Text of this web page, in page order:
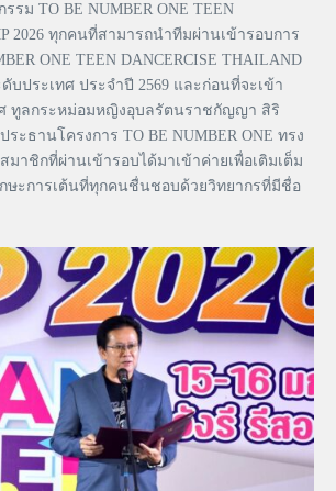
รม TO BE NUMBER ONE TEEN
2026 ทุกคนที่สามารถนำทีมผ่านเข้ารอบการ
ONE TEEN DANCERCISE THAILAND
ดับประเทศ ประจำปี 2569 และก่อนที่จะเข้า
ทูลกระหม่อมหญิงอุบลรัตนราชกัญญา สิริ
ะธานโครงการ TO BE NUMBER ONE ทรง
มาชิกที่ผ่านเข้ารอบได้มาเข้าค่ายเพื่อเติมเต็ม
ะการเต้นที่ทุกคนชื่นชอบด้วยวิทยากรที่มีชื่อ